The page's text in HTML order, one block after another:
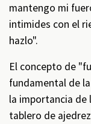
mantengo mi
intimides con el
hazlo".
El concepto de
fundamental de
la importancia de
tablero de